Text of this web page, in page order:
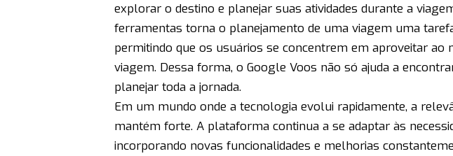
explorar o destino e planejar suas atividades durante a
ferramentas torna o planejamento de uma viagem uma
permitindo que os usuários se concentrem em aproveitar ao
viagem. Dessa forma, o Google Voos não só ajuda a
planejar toda a jornada.
Em um mundo onde a tecnologia evolui rapidamente, a
mantém forte. A plataforma continua a se adaptar às
incorporando novas funcionalidades e melhorias